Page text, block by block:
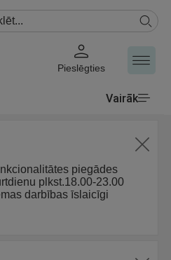
Pieslēgties
Vairāk
piegādes
plkst.18.00-23.00
darbības īslaicīgi